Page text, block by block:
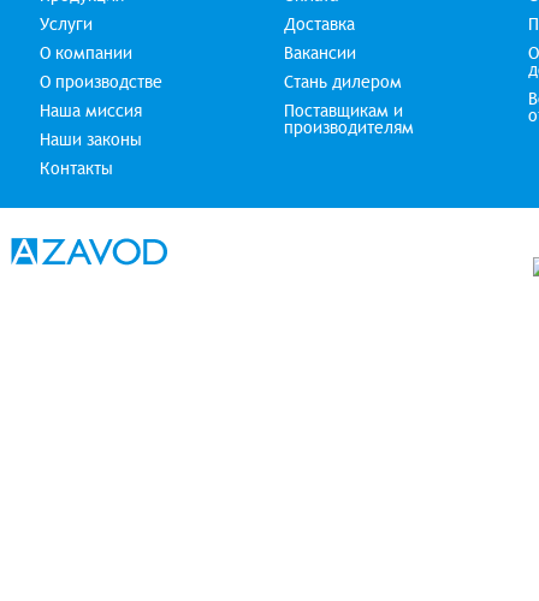
Услуги
О компании
О производстве
Наша миссия
Наши законы
Контакты
Доставка
Вакансии
Стань дилером
Поставщикам и
производителям